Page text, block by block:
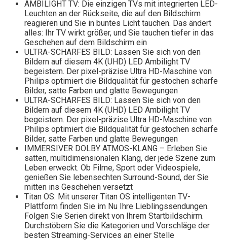
AMBILIGHT TV: Die einzigen TVs mit integrierten LED-
Leuchten an der Rückseite, die auf den Bildschirm
reagieren und Sie in buntes Licht tauchen. Das ändert
alles: Ihr TV wirkt größer, und Sie tauchen tiefer in das
Geschehen auf dem Bildschirm ein
ULTRA-SCHARFES BILD: Lassen Sie sich von den
Bildern auf diesem 4K (UHD) LED Ambilight TV
begeistern. Der pixel-präzise Ultra HD-Maschine von
Philips optimiert die Bildqualität für gestochen scharfe
Bilder, satte Farben und glatte Bewegungen
ULTRA-SCHARFES BILD: Lassen Sie sich von den
Bildern auf diesem 4K (UHD) LED Ambilight TV
begeistern. Der pixel-präzise Ultra HD-Maschine von
Philips optimiert die Bildqualität für gestochen scharfe
Bilder, satte Farben und glatte Bewegungen
IMMERSIVER DOLBY ATMOS-KLANG – Erleben Sie
satten, multidimensionalen Klang, der jede Szene zum
Leben erweckt. Ob Filme, Sport oder Videospiele,
genießen Sie lebensechten Surround-Sound, der Sie
mitten ins Geschehen versetzt
Titan OS: Mit unserer Titan OS intelligenten TV-
Plattform finden Sie im Nu Ihre Lieblingssendungen.
Folgen Sie Serien direkt von Ihrem Startbildschirm.
Durchstöbern Sie die Kategorien und Vorschläge der
besten Streaming-Services an einer Stelle